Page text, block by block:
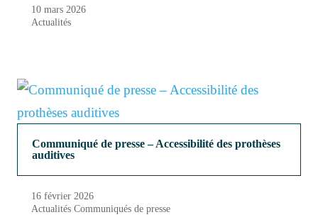
10 mars 2026
Actualités
Communiqué de presse – Accessibilité des prothèses
auditives
16 février 2026
Actualités Communiqués de presse